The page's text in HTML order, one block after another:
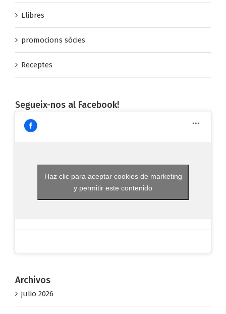
promocions sòcies
Receptes
Segueix-nos al Facebook!
Haz clic para aceptar cookies de marketing
y permitir este contenido
Archivos
julio 2026